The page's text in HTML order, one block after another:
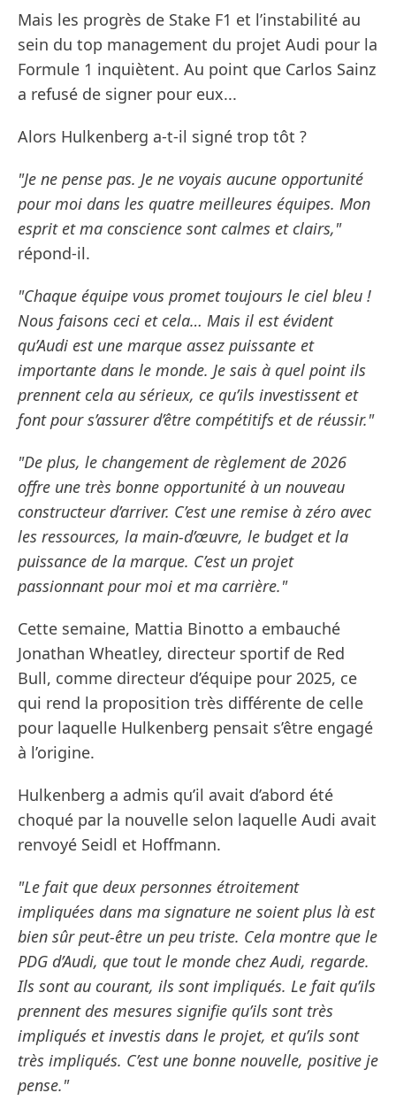
Mais les progrès de Stake F1 et l’instabilité au
sein du top management du projet Audi pour la
Formule 1 inquiètent. Au point que Carlos Sainz
a refusé de signer pour eux...
Alors Hulkenberg a-t-il signé trop tôt ?
"Je ne pense pas. Je ne voyais aucune opportunité
pour moi dans les quatre meilleures équipes. Mon
esprit et ma conscience sont calmes et clairs,"
répond-il.
"Chaque équipe vous promet toujours le ciel bleu !
Nous faisons ceci et cela… Mais il est évident
qu’Audi est une marque assez puissante et
importante dans le monde. Je sais à quel point ils
prennent cela au sérieux, ce qu’ils investissent et
font pour s’assurer d’être compétitifs et de réussir."
"De plus, le changement de règlement de 2026
offre une très bonne opportunité à un nouveau
constructeur d’arriver. C’est une remise à zéro avec
les ressources, la main-d’œuvre, le budget et la
puissance de la marque. C’est un projet
passionnant pour moi et ma carrière."
Cette semaine, Mattia Binotto a embauché
Jonathan Wheatley, directeur sportif de Red
Bull, comme directeur d’équipe pour 2025, ce
qui rend la proposition très différente de celle
pour laquelle Hulkenberg pensait s’être engagé
à l’origine.
Hulkenberg a admis qu’il avait d’abord été
choqué par la nouvelle selon laquelle Audi avait
renvoyé Seidl et Hoffmann.
"Le fait que deux personnes étroitement
impliquées dans ma signature ne soient plus là est
bien sûr peut-être un peu triste. Cela montre que le
PDG d’Audi, que tout le monde chez Audi, regarde.
Ils sont au courant, ils sont impliqués. Le fait qu’ils
prennent des mesures signifie qu’ils sont très
impliqués et investis dans le projet, et qu’ils sont
très impliqués. C’est une bonne nouvelle, positive je
pense."